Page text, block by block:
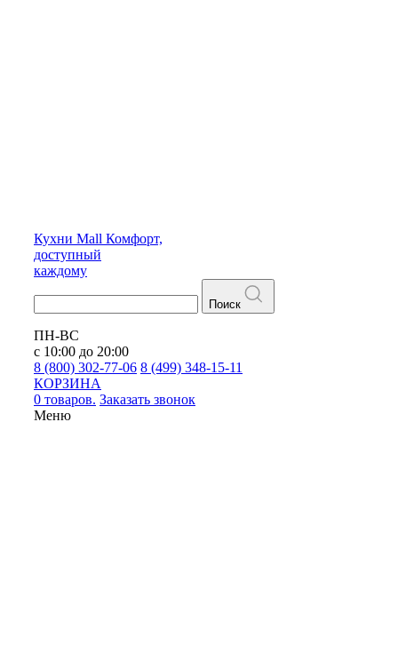
Кухни Mall Комфорт,
доступный
каждому
Поиск
ПН-ВС
с 10:00 до 20:00
8 (800) 302-77-06 8 (499) 348-15-11
КОРЗИНА
0 товаров. Заказать звонок
Меню